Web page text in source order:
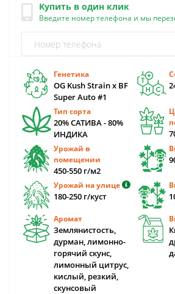
Купить в один клик
Введите номер телефона и мы
Генетика
OG Kush Strain x BF
Super Auto #1
Тип сорта
20% САТИВА - 80%
ИНДИКА
Урожай в
помещении
450-550 г/м2
Урожай на улице
180-250 г/куст
Аромат
Землянистость,
дурман, лимонно-
горячий скунс,
лимонный цитрус,
кислый, резкий,
скунсовый